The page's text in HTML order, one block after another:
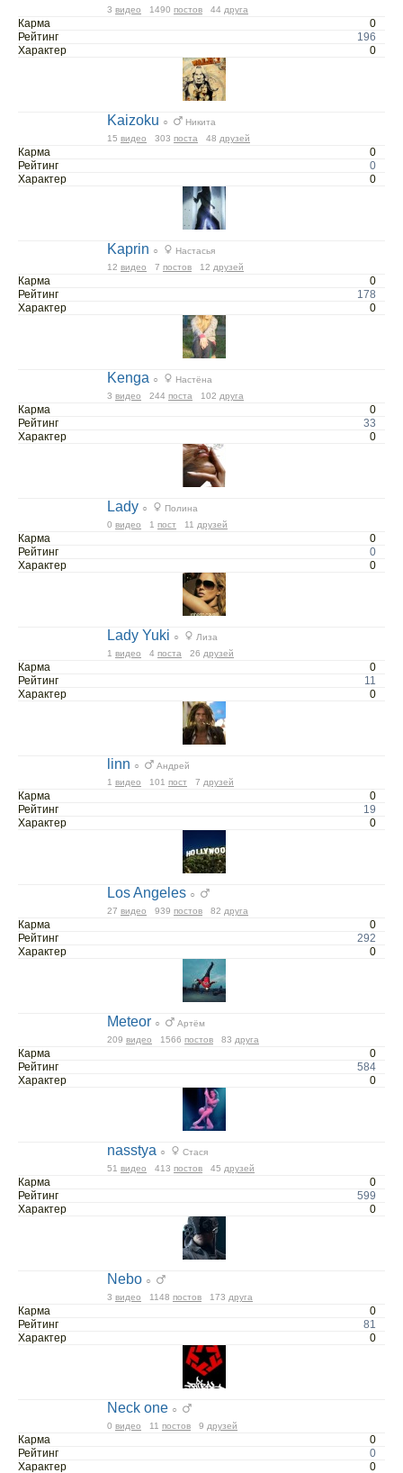
3 видео 1490 постов 44 друга
Карма
0
Рейтинг
196
Характер
0
Kaizoku ○
Никита
15 видео 303 поста 48 друзей
Карма
0
Рейтинг
0
Характер
0
Kaprin ○
Настасья
12 видео 7 постов 12 друзей
Карма
0
Рейтинг
178
Характер
0
Kеnga ○
Настёна
3 видео 244 поста 102 друга
Карма
0
Рейтинг
33
Характер
0
Lady ○
Полина
0 видео 1 пост 11 друзей
Карма
0
Рейтинг
0
Характер
0
Lady Yuki ○
Лиза
1 видео 4 поста 26 друзей
Карма
0
Рейтинг
11
Характер
0
linn ○
Андрей
1 видео 101 пост 7 друзей
Карма
0
Рейтинг
19
Характер
0
Los Angeles ○
27 видео 939 постов 82 друга
Карма
0
Рейтинг
292
Характер
0
Meteor ○
Артём
209 видео 1566 постов 83 друга
Карма
0
Рейтинг
584
Характер
0
nasstya ○
Стася
51 видео 413 постов 45 друзей
Карма
0
Рейтинг
599
Характер
0
Nebo ○
3 видео 1148 постов 173 друга
Карма
0
Рейтинг
81
Характер
0
Neck one ○
0 видео 11 постов 9 друзей
Карма
0
Рейтинг
0
Характер
0